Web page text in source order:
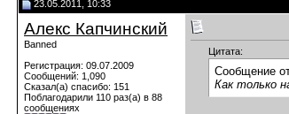
23.05.2011, 10:33
Алекс Капчинский
Banned
Регистрация: 09.07.2009
Сообщений: 1,090
Сказал(а) спасибо: 151
Поблагодарили 110 раз(а) в 88
сообщениях
Цитата:
Сообщение
Как только